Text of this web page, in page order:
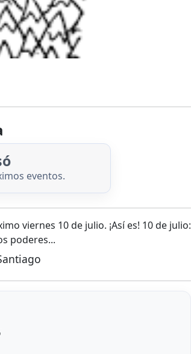
eventos.
viernes 10 de julio. ¡Así es! 10 de julio:
poderes...